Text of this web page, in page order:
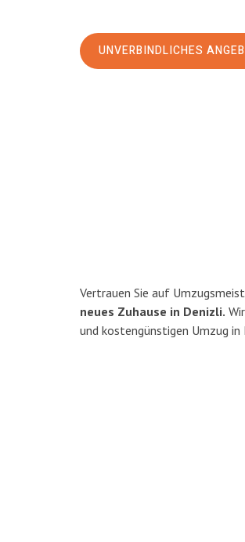
UNVERBINDLICHES
Vertrauen Sie auf
neues Zuhause in Denizli.
und kostengünstigen Umzug in